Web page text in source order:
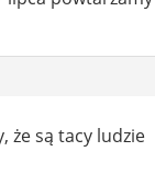
że są tacy ludzie